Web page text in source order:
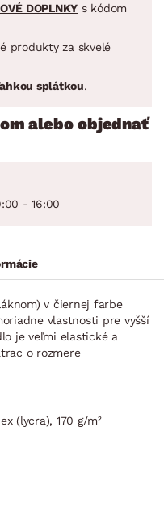
DOPLNKY s kódom
produkty za skvelé
splátkou.
alebo objednať
- 16:00
v čiernej farbe
vlastnosti pre vyšší
je veľmi elastické a
o rozmere
(lycra), 170 g/m²